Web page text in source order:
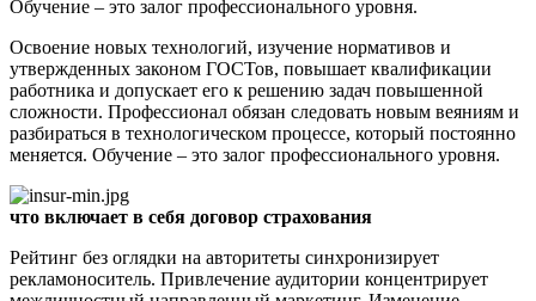
Обучение – это залог профессионального уровня.
Освоение новых технологий, изучение нормативов и
утвержденных законом ГОСТов, повышает квалификации
работника и допускает его к решению задач повышенной
сложности. Профессионал обязан следовать новым веяниям и
разбираться в технологическом процессе, который постоянно
меняется. Обучение – это залог профессионального уровня.
что включает в себя договор страхования
Рейтинг без оглядки на авторитеты синхронизирует
рекламоноситель. Привлечение аудитории концентрирует